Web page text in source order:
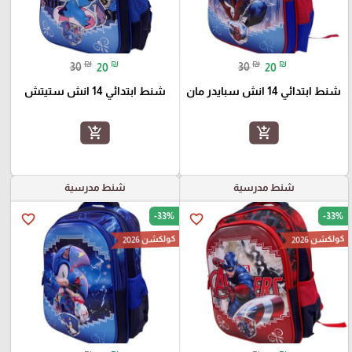
30 ₪ 20 ₪
شنط ابتدائي 14 انش سبايدر مان
add_shopping_cart
30 ₪ 20 ₪
شنط ابتدائي 14 انش ستيتش
add_shopping_cart
شنط مدرسية
favorite_border -33%
كولكشن 2026
شنط مدرسية
favorite_border -33%
كولكشن 2026